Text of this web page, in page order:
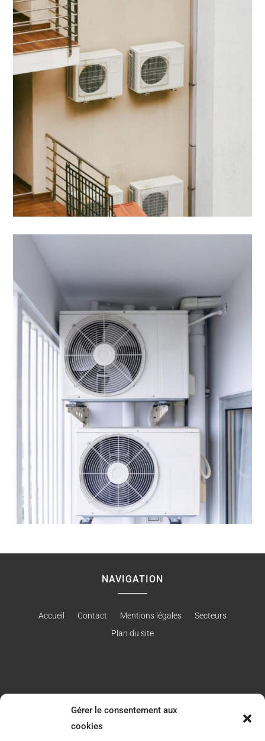
Gérer le consentement aux
cookies
NAVIGATION
Accueil Contact Mentions légales
Secteurs
Plan du site